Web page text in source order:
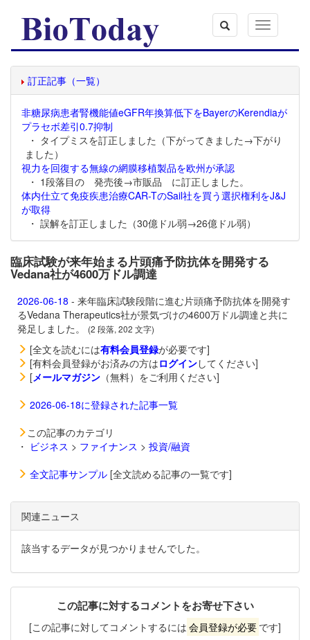
Toggle
navigation
訂正記事（一覧）
非糖尿病患者腎機能値eGFR年換算低下をBayerのKerendiaが
プラセボ差引0.7抑制
・ タイプミスを訂正しました（下がってきました→下がり
ました）
視力を回復する無線の網膜移植製品を欧州が承認
・ 1段落目の 発売後→市販品 に訂正しました。
体内仕立て免疫疾患治療CAR-TのSail社を買う選択権利をJ&J
が取得
・ 誤解を訂正しました（30億ドル弱→26億ドル弱）
臨床試験が来年始まる片頭痛予防抗体を開発する
Vedana社が4600万ドル調達
2026-06-18 - 来年臨床試験段階に進む片頭痛予防抗体を開発す
るVedana Therapeutics社が景気づけの4600万ドル調達と共に
発足しました。
(2 段落, 202 文字)
[全文を読むには有料会員登録が必要です]
[有料会員登録がお済みの方はログインしてください]
[メールマガジン （無料）をご利用ください]
2026-06-18に登録された記事一覧
この記事のカテゴリ
・ ビジネス > ファイナンス > 投資/融資
全文記事サンプル [全文読める記事の一覧です]
関連ニュース
該当するデータが見つかりませんでした。
この記事に対するコメントをお寄せ下さい
[この記事に対してコメントするには 会員登録が必要 です]